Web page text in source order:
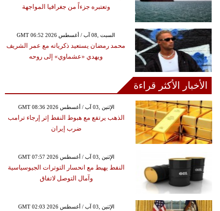
وتعتبره جزءاً من جغرافيا المواجهة
GMT 06:52 2026 السبت ,08 آب / أغسطس
محمد رمضان يستعيد ذكرياته مع عمر الشريف
ويهدي «عشماوي» إلى روحه
الأخبار الأكثر قراءة
GMT 08:36 2026 الإثنين ,03 آب / أغسطس
الذهب يرتفع مع هبوط النفط إثر إرجاء ترامب
ضرب إيران
GMT 07:57 2026 الإثنين ,03 آب / أغسطس
النفط يهبط مع انحسار التوترات الجيوسياسية
وآمال التوصل لاتفاق
GMT 02:03 2026 الإثنين ,03 آب / أغسطس